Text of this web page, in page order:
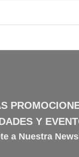
Y
a Nuestra